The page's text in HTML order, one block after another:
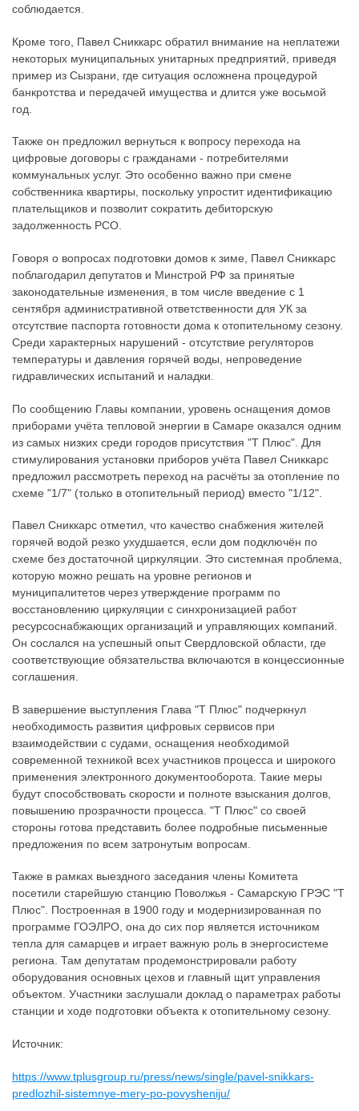
соблюдается.
Кроме того, Павел Сниккарс обратил внимание на неплатежи
некоторых муниципальных унитарных предприятий, приведя
пример из Сызрани, где ситуация осложнена процедурой
банкротства и передачей имущества и длится уже восьмой
год.
Также он предложил вернуться к вопросу перехода на
цифровые договоры с гражданами - потребителями
коммунальных услуг. Это особенно важно при смене
собственника квартиры, поскольку упростит идентификацию
плательщиков и позволит сократить дебиторскую
задолженность РСО.
Говоря о вопросах подготовки домов к зиме, Павел Сниккарс
поблагодарил депутатов и Минстрой РФ за принятые
законодательные изменения, в том числе введение с 1
сентября административной ответственности для УК за
отсутствие паспорта готовности дома к отопительному сезону.
Среди характерных нарушений - отсутствие регуляторов
температуры и давления горячей воды, непроведение
гидравлических испытаний и наладки.
По сообщению Главы компании, уровень оснащения домов
приборами учёта тепловой энергии в Самаре оказался одним
из самых низких среди городов присутствия "Т Плюс". Для
стимулирования установки приборов учёта Павел Сниккарс
предложил рассмотреть переход на расчёты за отопление по
схеме "1/7" (только в отопительный период) вместо "1/12".
Павел Сниккарс отметил, что качество снабжения жителей
горячей водой резко ухудшается, если дом подключён по
схеме без достаточной циркуляции. Это системная проблема,
которую можно решать на уровне регионов и
муниципалитетов через утверждение программ по
восстановлению циркуляции с синхронизацией работ
ресурсоснабжающих организаций и управляющих компаний.
Он сослался на успешный опыт Свердловской области, где
соответствующие обязательства включаются в концессионные
соглашения.
В завершение выступления Глава "Т Плюс" подчеркнул
необходимость развития цифровых сервисов при
взаимодействии с судами, оснащения необходимой
современной техникой всех участников процесса и широкого
применения электронного документооборота. Такие меры
будут способствовать скорости и полноте взыскания долгов,
повышению прозрачности процесса. "Т Плюс" со своей
стороны готова представить более подробные письменные
предложения по всем затронутым вопросам.
Также в рамках выездного заседания члены Комитета
посетили старейшую станцию Поволжья - Самарскую ГРЭС "Т
Плюс". Построенная в 1900 году и модернизированная по
программе ГОЭЛРО, она до сих пор является источником
тепла для самарцев и играет важную роль в энергосистеме
региона. Там депутатам продемонстрировали работу
оборудования основных цехов и главный щит управления
объектом. Участники заслушали доклад о параметрах работы
станции и ходе подготовки объекта к отопительному сезону.
Источник:
https://www.tplusgroup.ru/press/news/single/pavel-snikkars-
predlozhil-sistemnye-mery-po-povysheniju/